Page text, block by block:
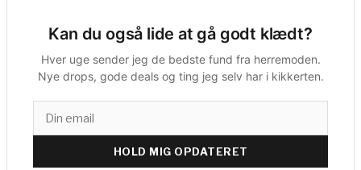
Kan du også lide at gå godt klædt?
Hver uge sender jeg de bedste fund fra herremoden.
Nye drops, gode deals og ting jeg selv har i kikkerten.
HOLD MIG OPDATERET